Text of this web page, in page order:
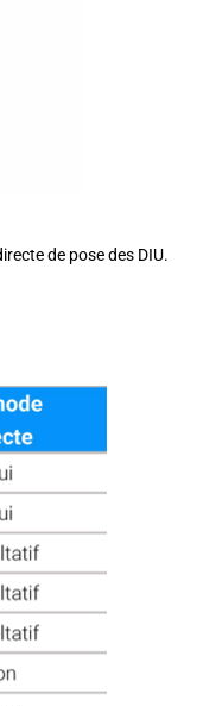
de pose des DIU.